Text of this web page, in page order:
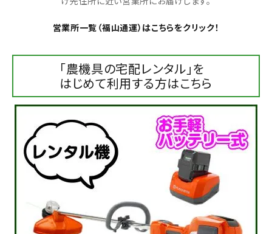
ブログ
利用ガイド
営業所一覧（福山通運）はこちらをクリック！
「農機具の宅配レンタル」を
はじめて利用する方はこちら